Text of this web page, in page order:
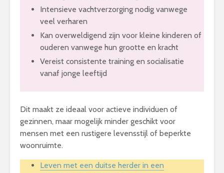
Intensieve vachtverzorging nodig vanwege
veel verharen
Kan overweldigend zijn voor kleine kinderen of
ouderen vanwege hun grootte en kracht
Vereist consistente training en socialisatie
vanaf jonge leeftijd
Dit maakt ze ideaal voor actieve individuen of
gezinnen, maar mogelijk minder geschikt voor
mensen met een rustigere levensstijl of beperkte
woonruimte.
Leven met een duitse herder in een